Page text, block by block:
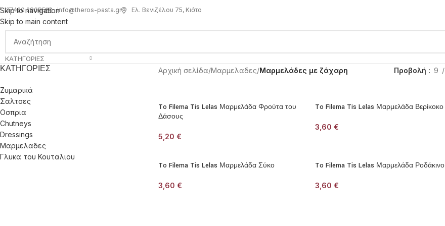
Skip to navigation
Skip to main content
27420 28085 info@theros-pasta.gr Ελ. Βενιζέλου 75, Κιάτο
ΚΑΤΗΓΟΡΊΕΣ
ΚΑΤΗΓΟΡΊΕΣ
Ζυμαρικά
Σαλτσες
Οσπρια
Chutneys
Dressings
Μαρμελαδες
Γλυκα του Κουταλιου
Αρχική σελίδα/Μαρμελαδες/Μαρμελάδες με ζάχαρη Προβολή 9
To Filema Tis Lelas Μαρμελάδα Φρούτα του
Δάσους
5,20 €
To Filema Tis Lelas Μαρμελάδα Βερίκοκο
3,60 €
To Filema Tis Lelas Μαρμελάδα Σύκο
3,60 €
To Filema Tis Lelas Μαρμελάδα Ροδάκινο
3,60 €